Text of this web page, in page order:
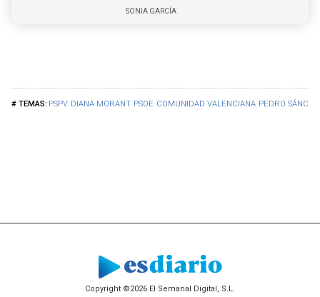
PSPV DIANA MORANT PSOE COMUNIDAD VALENCIANA PEDRO
SONIA GARCÍA
Copyright ©2026 El Semanal Digital, S.L.